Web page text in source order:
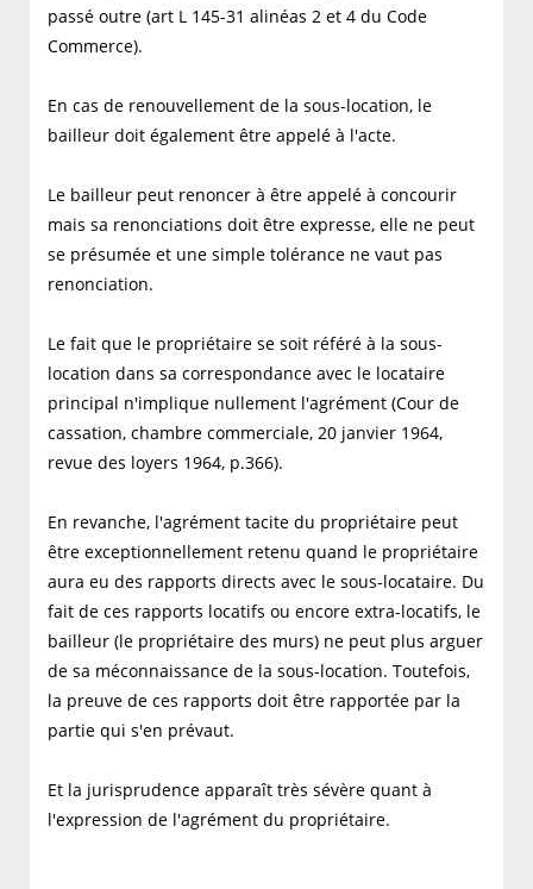
passé outre (art L 145-31 alinéas 2 et 4 du Code
Commerce).
En cas de renouvellement de la sous-location, le
bailleur doit également être appelé à l'acte.
Le bailleur peut renoncer à être appelé à concourir
mais sa renonciations doit être expresse, elle ne peut
se présumée et une simple tolérance ne vaut pas
renonciation.
Le fait que le propriétaire se soit référé à la sous-
location dans sa correspondance avec le locataire
principal n'implique nullement l'agrément (Cour de
cassation, chambre commerciale, 20 janvier 1964,
revue des loyers 1964, p.366).
En revanche, l'agrément tacite du propriétaire peut
être exceptionnellement retenu quand le propriétaire
aura eu des rapports directs avec le sous-locataire. Du
fait de ces rapports locatifs ou encore extra-locatifs, le
bailleur (le propriétaire des murs) ne peut plus arguer
de sa méconnaissance de la sous-location. Toutefois,
la preuve de ces rapports doit être rapportée par la
partie qui s'en prévaut.
Et la jurisprudence apparaît très sévère quant à
l'expression de l'agrément du propriétaire.